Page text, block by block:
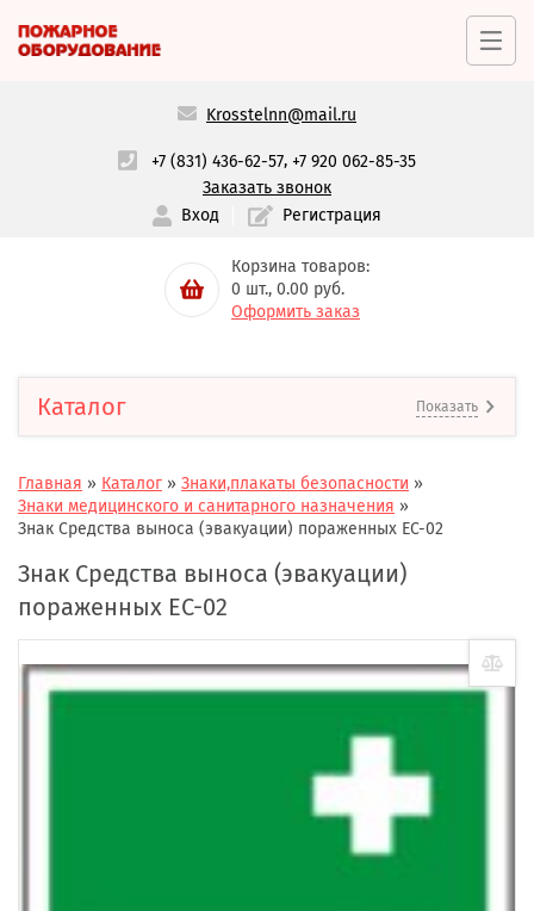
Krosstelnn@mail.ru
+7 (831) 436-62-57,+7 920 062-85-35
Заказать звонок
Вход
Регистрация
Корзина товаров:
0 шт., 0.00 руб.
Оформить заказ
Каталог Показать
Главная » Каталог » Знаки,плакаты безопасности »
Знаки медицинского и санитарного назначения »
Знак Средства выноса (эвакуации) пораженных ЕС-02
Знак Средства выноса (эвакуации)
пораженных ЕС-02